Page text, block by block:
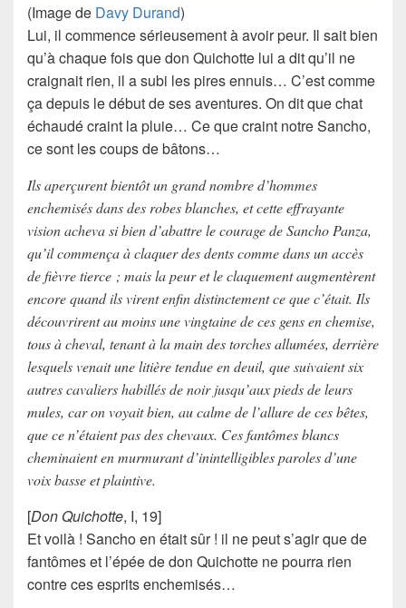
(Image de Davy Durand)
Lui, il commence sérieusement à avoir peur. Il sait bien
qu’à chaque fois quedon Quichotte lui a dit qu’il ne
craignait rien, il a subi les pires ennuis… C’est comme
ça depuis le début de ses aventures. On dit que chat
échaudé craint la pluie… Ce que craint notreSancho,
ce sont les coups de bâtons…
Ils aperçurent bientôt un grand nombre d’hommes
enchemisés dans des robes blanches, et cette effrayante
vision acheva si bien d’abattre le courage de Sancho Panza,
qu’il commença à claquer des dents comme dans un accès
de fièvre tierce ; mais la peur et le claquement augmentèrent
encore quand ils virent enfin distinctement ce que c’était. Ils
découvrirent au moins une vingtaine de ces gens en chemise,
tous à cheval, tenant à la main des torches allumées, derrière
lesquels venait une litière tendue en deuil, que suivaient six
autres cavaliers habillés de noir jusqu’aux pieds de leurs
mules, car on voyait bien, au calme de l’allure de ces bêtes,
que ce n’étaient pas des chevaux. Ces fantômes blancs
cheminaient en murmurant d’inintelligibles paroles d’une
voix basse et plaintive.
[Don Quichotte, I, 19]
Et voilà ! Sanchoen était sûr ! il ne peut s’agir que de
fantômes et l’épée dedon Quichotte ne pourra rien
contre ces esprits enchemisés…